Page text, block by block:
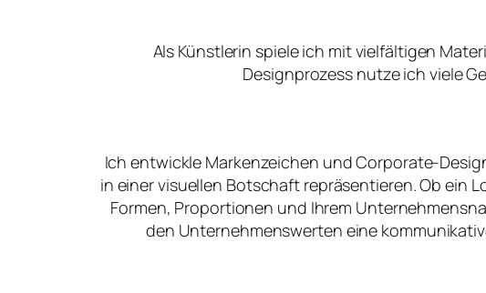
Als Künstlerin spiele ich mit vielfältigen
Designprozess nutze ich viele
Ich entwickle Markenzeichen und Corporate-
in einer visuellen Botschaft repräsentieren. Ob ein
Formen, Proportionen und Ihrem
den Unternehmenswerten eine